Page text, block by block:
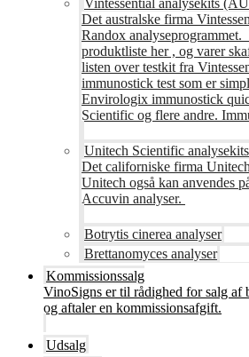
Det australske firma
Randox analyseprogrammet.
produktliste her , og varer
listen over testkit fra
immunostick test som er
Envirologix immunostick
Scientific og flere andre.
Unitech Scientific
Det californiske firma
Unitech også kan anvendes
Accuvin analyser.
Botrytis cinerea analyser
Brettanomyces analyser
Kommissionssalg
VinoSigns er til rådighed for salg af
og aftaler en kommissionsafgift.
Udsalg